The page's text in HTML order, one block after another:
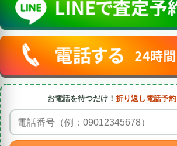
お電話を待つだけ！ 折り返し電話予約